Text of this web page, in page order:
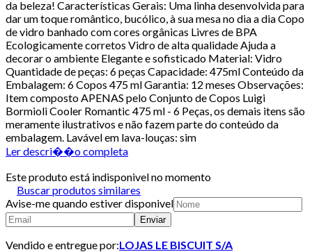
da beleza! Características Gerais: Uma linha desenvolvida para
dar um toque romântico, bucólico, à sua mesa no dia a dia Copo
de vidro banhado com cores orgânicas Livres de BPA
Ecologicamente corretos Vidro de alta qualidade Ajuda a
decorar o ambiente Elegante e sofisticado Material: Vidro
Quantidade de peças: 6 peças Capacidade: 475ml Conteúdo da
Embalagem: 6 Copos 475 ml Garantia: 12 meses Observações:
Item composto APENAS pelo Conjunto de Copos Luigi
Bormioli Cooler Romantic 475 ml - 6 Peças, os demais itens são
meramente ilustrativos e não fazem parte do conteúdo da
embalagem. Lavável em lava-louças: sim
Ler descri��o completa
Este produto está indisponivel no momento
Buscar produtos similares
Avise-me quando estiver disponivel
Enviar
Vendido e entregue por:LOJAS LE BISCUIT S/A